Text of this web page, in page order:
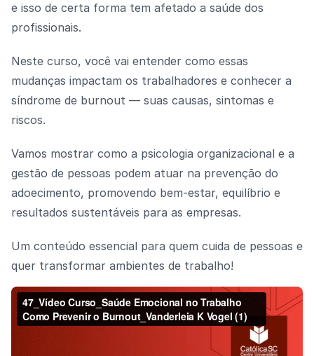
e isso de certa forma tem afetado a saúde dos
profissionais.
Neste curso, você vai entender como essas
mudanças impactam os trabalhadores e conhecer a
síndrome de burnout — suas causas, sintomas e
riscos.
Vamos mostrar como a psicologia organizacional e a
gestão de pessoas podem atuar na prevenção do
adoecimento, promovendo bem-estar, equilíbrio e
resultados sustentáveis para as empresas.
Um conteúdo essencial para quem cuida de pessoas e
quer transformar ambientes de trabalho!